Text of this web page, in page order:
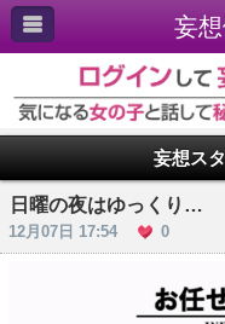
妄
妄想ス
日曜の夜はゆっくり…
12月07日 17:54 0